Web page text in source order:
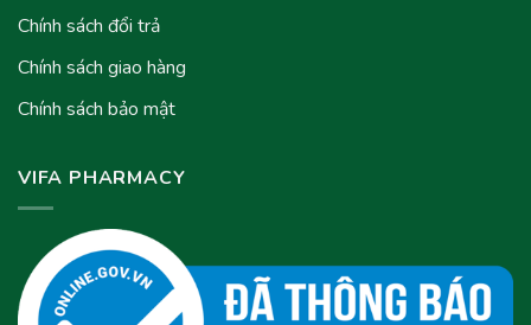
Chính sách đổi trả
Chính sách giao hàng
Chính sách bảo mật
VIFA PHARMACY